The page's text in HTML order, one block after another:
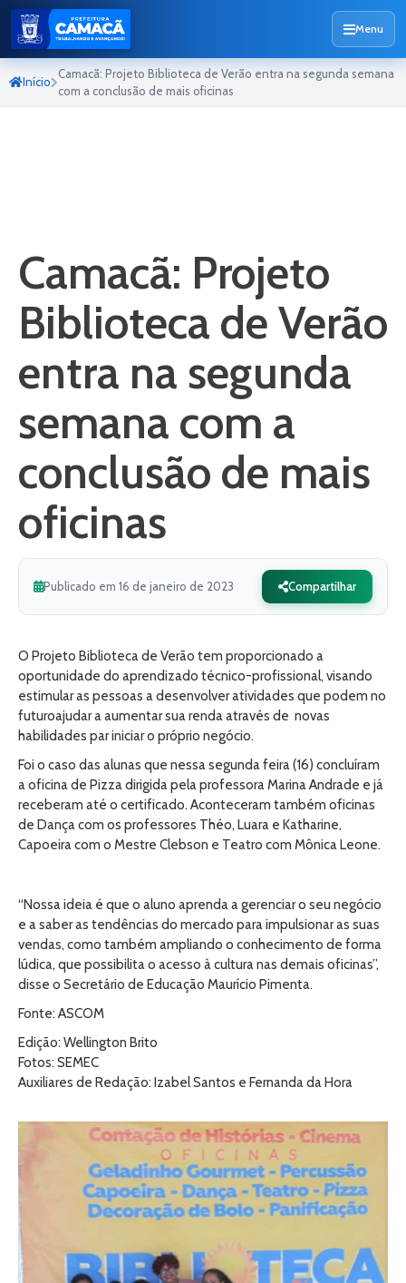
Menu
Início
Camacã: Projeto Biblioteca de Verão entra na segunda semana
com a conclusão de mais oficinas
Camacã: Projeto
Biblioteca de Verão
entra na segunda
semana com a
conclusão de mais
oficinas
Publicado em 16 de janeiro de 2023 Compartilhar
O Projeto Biblioteca de Verão tem proporcionado a
oportunidade do aprendizado técnico-profissional, visando
estimular as pessoas a desenvolver atividades que podem no
futuroajudar a aumentar sua renda através de novas
habilidades par iniciar o próprio negócio.
Foi o caso das alunas que nessa segunda feira (16) concluíram
a oficina de Pizza dirigida pela professora Marina Andrade e já
receberam até o certificado. Aconteceram também oficinas
de Dança com os professores Théo, Luara e Katharine,
Capoeira com o Mestre Clebson e Teatro com Mônica Leone.
“Nossa ideia é que o aluno aprenda a gerenciar o seu negócio
e a saber as tendências do mercado para impulsionar as suas
vendas, como também ampliando o conhecimento de forma
lúdica, que possibilita o acesso à cultura nas demais oficinas”,
disse o Secretário de Educação Maurício Pimenta.
Fonte: ASCOM
Edição: Wellington Brito
Fotos: SEMEC
Auxiliares de Redação: Izabel Santos e Fernanda da Hora